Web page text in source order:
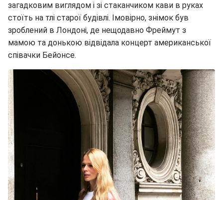
загадковим виглядом і зі стаканчиком кави в руках
стоїть на тлі старої будівлі. Імовірно, знімок був
зроблений в Лондоні, де нещодавно Фреймут з
мамою та донькою відвідала концерт американської
співачки Бейонсе.